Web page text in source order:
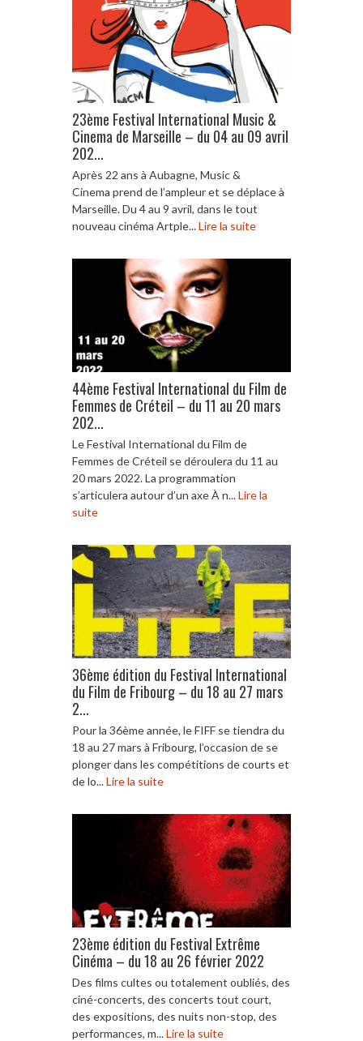
23ème Festival International Music &
Cinema de Marseille – du 04 au 09 avril
202...
Après 22 ans à Aubagne, Music &
Cinema prend de l’ampleur et se déplace à
Marseille. Du 4 au 9 avril, dans le tout
nouveau cinéma Artple...Lire la suite
44ème Festival International du Film de
Femmes de Créteil – du 11 au 20 mars
202...
Le Festival International du Film de
Femmes de Créteil se déroulera du 11 au
20 mars 2022. La programmation
s’articulera autour d’un axe À n...Lire la
suite
36ème édition du Festival International
du Film de Fribourg – du 18 au 27 mars
2...
Pour la 36ème année, le FIFF se tiendra du
18 au 27 mars à Fribourg, l’occasion de se
plonger dans les compétitions de courts et
de lo...Lire la suite
23ème édition du Festival Extrême
Cinéma – du 18 au 26 février 2022
Des films cultes ou totalement oubliés, des
ciné-concerts, des concerts tout court,
des expositions, des nuits non-stop, des
performances, m...Lire la suite